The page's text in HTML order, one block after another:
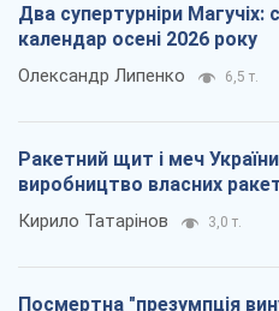
Два супертурніри Магучіх:
календар осені 2026 року
Олександр Липенко 6,5 т.
Ракетний щит і меч
виробництво власних
Кирило Татарінов 3,0 т.
Посмертна "презумпція